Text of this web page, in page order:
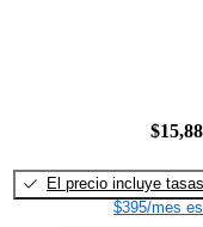
El precio incluye tasas
$395/mes